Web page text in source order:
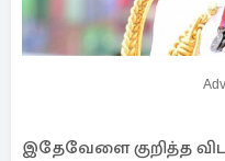
இதேவேளை குறித்த